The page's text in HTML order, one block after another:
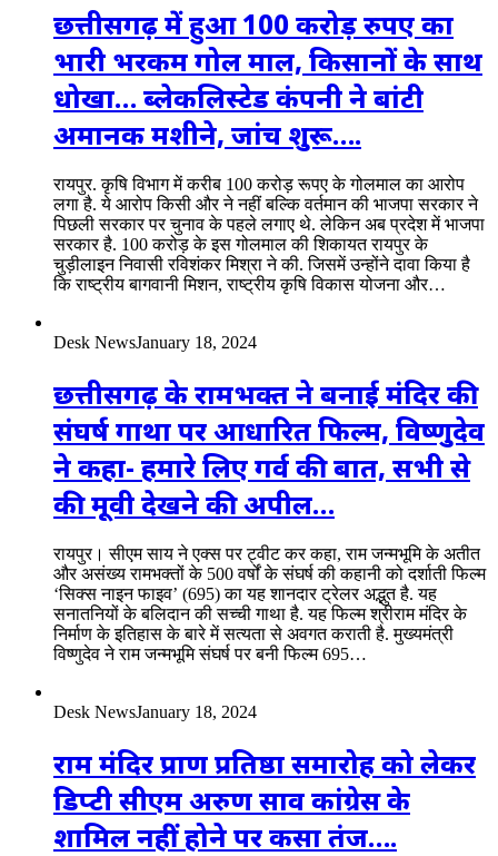
छत्तीसगढ़ में हुआ 100 करोड़ रुपए का
भारी भरकम गोल माल, किसानों के साथ
धोखा… ब्लेकलिस्टेड कंपनी ने बांटी
अमानक मशीने, जांच शुरू….
रायपुर. कृषि विभाग में करीब 100 करोड़ रूपए के गोलमाल का आरोप
लगा है. ये आरोप किसी और ने नहीं बल्कि वर्तमान की भाजपा सरकार ने
पिछली सरकार पर चुनाव के पहले लगाए थे. लेकिन अब प्रदेश में भाजपा
सरकार है. 100 करोड़ के इस गोलमाल की शिकायत रायपुर के
चुड़ीलाइन निवासी रविशंकर मिश्रा ने की. जिसमें उन्होंने दावा किया है
कि राष्ट्रीय बागवानी मिशन, राष्ट्रीय कृषि विकास योजना और…
Desk NewsJanuary 18, 2024
छत्तीसगढ़ के रामभक्त ने बनाई मंदिर की
संघर्ष गाथा पर आधारित फिल्म, विष्णुदेव
ने कहा- हमारे लिए गर्व की बात, सभी से
की मूवी देखने की अपील…
रायपुर। सीएम साय ने एक्स पर ट्वीट कर कहा, राम जन्मभूमि के अतीत
और असंख्य रामभक्तों के 500 वर्षों के संघर्ष की कहानी को दर्शाती फिल्म
‘सिक्स नाइन फाइव’ (695) का यह शानदार ट्रेलर अद्भुत है. यह
सनातनियों के बलिदान की सच्ची गाथा है. यह फिल्म श्रीराम मंदिर के
निर्माण के इतिहास के बारे में सत्यता से अवगत कराती है. मुख्यमंत्री
विष्णुदेव ने राम जन्मभूमि संघर्ष पर बनी फिल्म 695…
Desk NewsJanuary 18, 2024
राम मंदिर प्राण प्रतिष्ठा समारोह को लेकर
डिप्टी सीएम अरुण साव कांग्रेस के
शामिल नहीं होने पर कसा तंज….